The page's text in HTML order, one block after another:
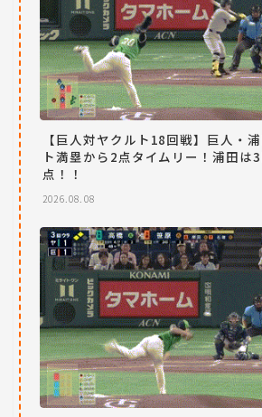
【巨人対ヤクルト18回戦】巨人・
ト満塁から2点タイムリー！浦田は
点！！
2026.08.08